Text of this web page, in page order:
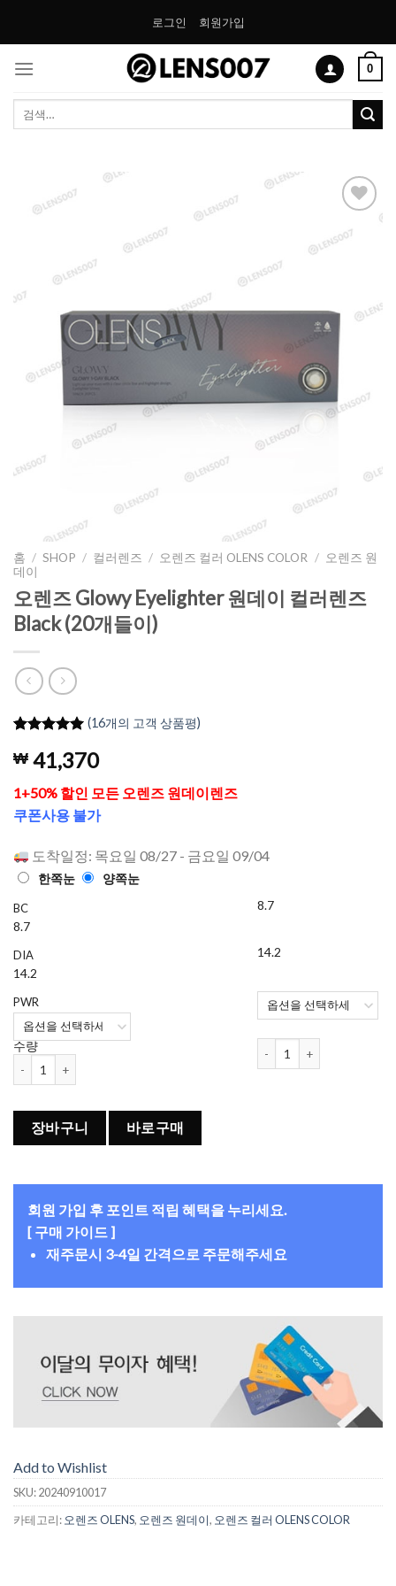
로그인 회원가입
0
색:
Add to
Wishlist
홈 / SHOP / 컬러렌즈 / 오렌즈 컬러 OLENS COLOR / 오렌즈 원
데이
오렌즈 Glowy Eyelighter 원데이 컬러렌즈
Black (20개들이)
평가를 기
준으로 5점
만점에점
으로 평가
됨
(16개의 고객 상품평)
₩ 41,370
1+50% 할인 모든 오렌즈 원데이렌즈
쿠폰사용 불가
도착일정: 목요일 08/27 - 금요일 09/04
한쪽눈 양쪽눈
BC
8.7
DIA
14.2
PWR
수량
오렌즈 Glowy Eyelighter 원데이 컬러렌즈 Black (20개들이) 수량
8.7
14.2
장바구니 바로구매
회원 가입 후 포인트 적립 혜택을 누리세요.
[ 구매 가이드 ]
재주문시 3-4일 간격으로 주문해주세요
Add to Wishlist
SKU:20240910017
카테고리: 오렌즈 OLENS, 오렌즈 원데이, 오렌즈 컬러 OLENS COLOR